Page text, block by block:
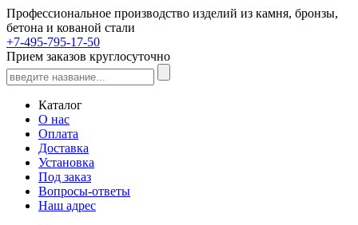
Профессиональное производство изделий из камня, бронзы,
бетона и кованой стали
+7-495-795-17-50
Прием заказов круглосуточно
Каталог
О нас
Оплата
Доставка
Установка
Под заказ
Вопросы-ответы
Наш адрес